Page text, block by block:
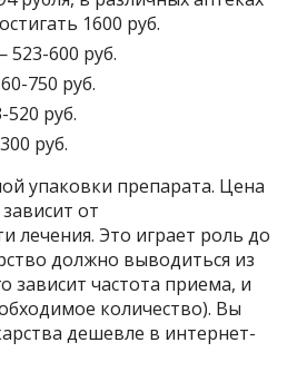
1600 руб.
600 руб.
750 руб.
руб.
руб.
упаковки препарата. Цена
от
лечения. Это играет роль до
должно выводиться из
зависит частота приема, и
количество). Вы
дешевле в интернет-